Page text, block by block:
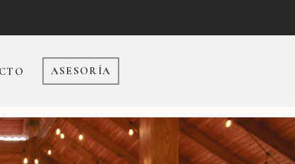
ASESORÍA